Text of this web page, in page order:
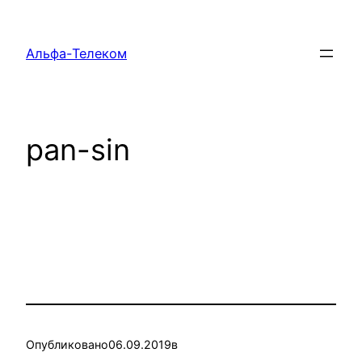
содержимому
Альфа-Телеком
pan-sin
Опубликовано06.09.2019в